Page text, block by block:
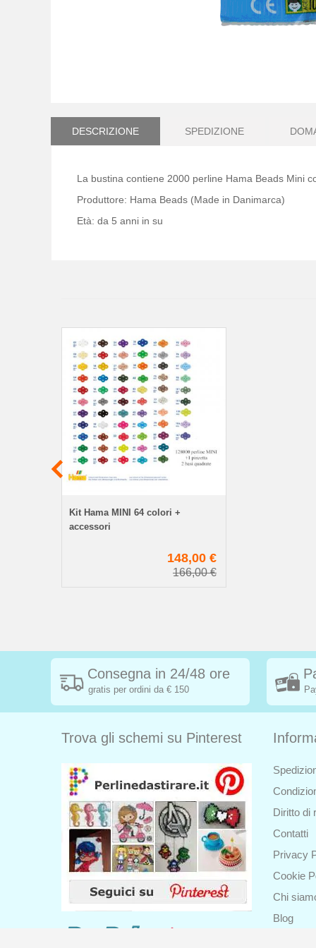
della
DESCRIZIONE
La bustina contiene 2000 perline Hama Beads Mini
Produttore: Hama Beads (Made in Danimarca)
Età: da 5 anni in su
SPEDIZIONE
Kit Hama MINI 64 colori +
accessori
148,00 €
166,00 €
Consegna in 24/48 ore
gratis per ordini da € 150
Trova gli schemi su Pinterest
Diritto di
Contatti
Privacy
Cookie
Chi
Blog